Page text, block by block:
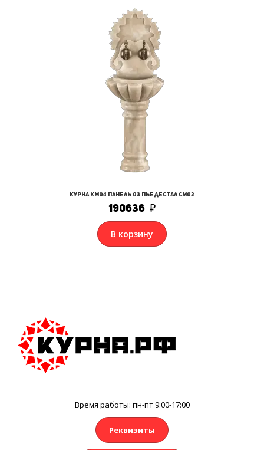
Курна КМ04 Панель 03 Пьедестал СМ02
190636 ₽
В корзину
Время работы: пн-пт 9:00-17:00
Реквизиты